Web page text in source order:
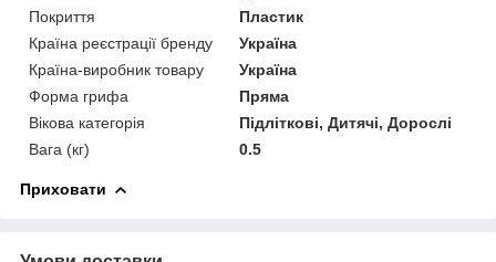
Покриття
Пластик
Країна реєстрації бренду
Україна
Країна-виробник товару
Україна
Форма грифа
Пряма
Вікова категорія
Підліткові, Дитячі, Дорослі
Вага (кг)
0.5
Приховати